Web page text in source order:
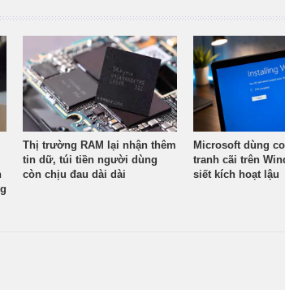
Thị trường RAM lại nhận thêm
tin dữ, túi tiền người dùng
còn chịu đau dài dài
Microsoft dùng
tranh cãi trên
siết kích hoạt lậu